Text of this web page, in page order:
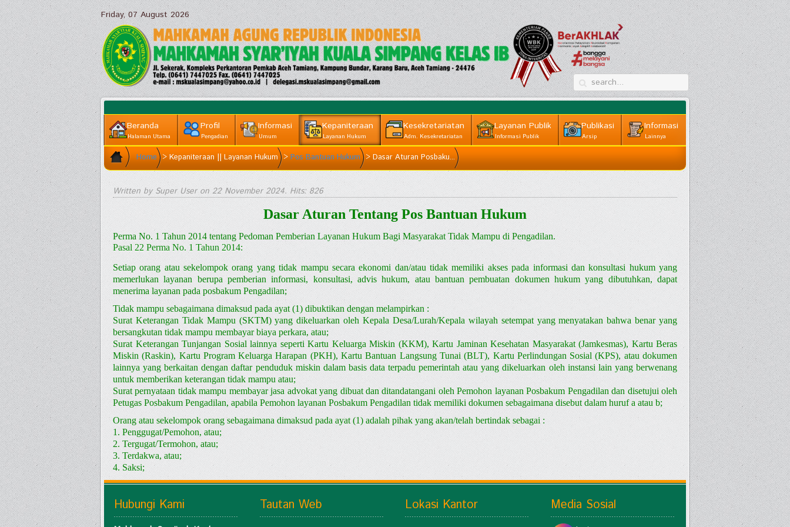
Friday, 07 August 2026
Beranda
Halaman Utama
Profil
Pengadian
Informasi
Umum
Kepaniteraan
Layanan Hukum
Kesekretariatan
Adm. Kesekretariatan
Layanan Publik
Informasi Publik
Publikasi
Arsip
Informasi
Lainnya
Home >Kepaniteraan || Layanan Hukum >Pos Bantuan Hukum >Dasar Aturan Posbaku...
Written by Super User on 22 November 2024. Hits: 826
Dasar Aturan Tentang Pos Bantuan Hukum
Perma No. 1 Tahun 2014 tentang Pedoman Pemberian Layanan Hukum Bagi Masyarakat Tidak Mampu di Pengadilan.
Pasal 22 Perma No. 1 Tahun 2014:
Setiap orang atau sekelompok orang yang tidak mampu secara ekonomi dan/atau tidak memiliki akses pada informasi dan konsultasi hukum yang
memerlukan layanan berupa pemberian informasi, konsultasi, advis hukum, atau bantuan pembuatan dokumen hukum yang dibutuhkan, dapat
menerima layanan pada posbakum Pengadilan;
Tidak mampu sebagaimana dimaksud pada ayat (1) dibuktikan dengan melampirkan :
Surat Keterangan Tidak Mampu (SKTM) yang dikeluarkan oleh Kepala Desa/Lurah/Kepala wilayah setempat yang menyatakan bahwa benar yang
bersangkutan tidak mampu membayar biaya perkara, atau;
Surat Keterangan Tunjangan Sosial lainnya seperti Kartu Keluarga Miskin (KKM), Kartu Jaminan Kesehatan Masyarakat (Jamkesmas), Kartu Beras
Miskin (Raskin), Kartu Program Keluarga Harapan (PKH), Kartu Bantuan Langsung Tunai (BLT), Kartu Perlindungan Sosial (KPS), atau dokumen
lainnya yang berkaitan dengan daftar penduduk miskin dalam basis data terpadu pemerintah atau yang dikeluarkan oleh instansi lain yang berwenang
untuk memberikan keterangan tidak mampu atau;
Surat pernyataan tidak mampu membayar jasa advokat yang dibuat dan ditandatangani oleh Pemohon layanan Posbakum Pengadilan dan disetujui oleh
Petugas Posbakum Pengadilan, apabila Pemohon layanan Posbakum Pengadilan tidak memiliki dokumen sebagaimana disebut dalam huruf a atau b;
Orang atau sekelompok orang sebagaimana dimaksud pada ayat (1) adalah pihak yang akan/telah bertindak sebagai :
1. Penggugat/Pemohon, atau;
2. Tergugat/Termohon, atau;
3. Terdakwa, atau;
4. Saksi;
Hubungi Kami Tautan Web Lokasi Kantor Media Sosial